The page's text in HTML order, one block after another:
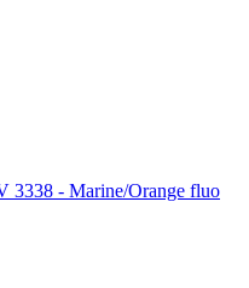
3338 - Marine/Orange fluo